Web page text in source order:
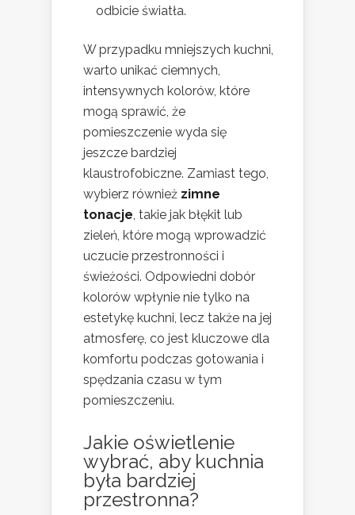
odbicie światła.
W przypadku mniejszych kuchni,
warto unikać ciemnych,
intensywnych kolorów, które
mogą sprawić, że
pomieszczenie wyda się
jeszcze bardziej
klaustrofobiczne. Zamiast tego,
wybierz również zimne
tonacje, takie jak błękit lub
zieleń, które mogą wprowadzić
uczucie przestronności i
świeżości. Odpowiedni dobór
kolorów wpłynie nie tylko na
estetykę kuchni, lecz także na jej
atmosferę, co jest kluczowe dla
komfortu podczas gotowania i
spędzania czasu w tym
pomieszczeniu.
Jakie oświetlenie
wybrać, aby kuchnia
była bardziej
przestronna?